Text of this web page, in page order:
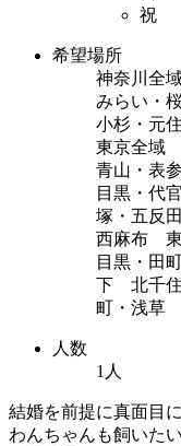
祝
希望場所
神奈川全
みらい・
小杉・元
東京全域
青山・表
目黒・代
塚・五反
西麻布 東
目黒・田
下 北千住
町・浅草
人数
1人
結婚を前提に真面目
わんちゃんも飼いた